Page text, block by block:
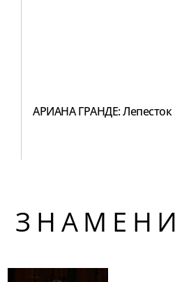
АРИАНА ГРАНДЕ: Лепесток